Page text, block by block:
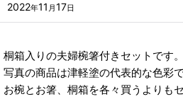
2022年11 月17日
桐箱入りの夫婦椀箸付きセットです。
写真の商品は津軽塗の代表的な色彩
お椀とお箸、桐箱を各々買うよりも